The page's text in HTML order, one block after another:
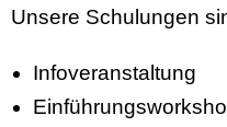
Unsere Schulungen
Infoveranstaltung